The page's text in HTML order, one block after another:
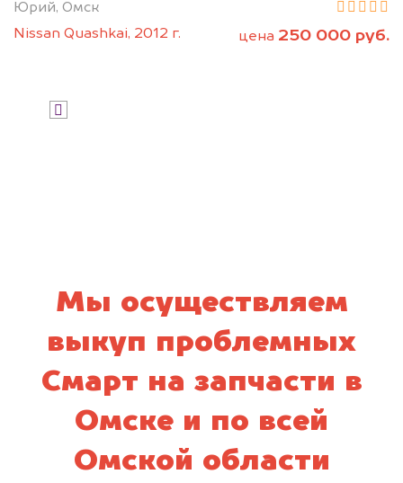
Юрий, Омск
Nissan Quashkai, 2012 г.
цена 250 000 руб.
Мы осуществляем
выкуп проблемных
Смарт на запчасти в
Омске и по всей
Омской области